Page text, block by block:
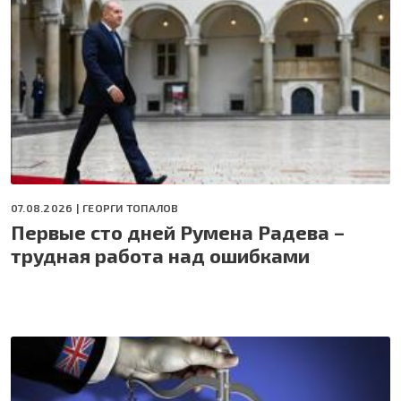
07.08.2026 | ГЕОРГИ ТОПАЛОВ
Первые сто дней Румена Радева –
трудная работа над ошибками